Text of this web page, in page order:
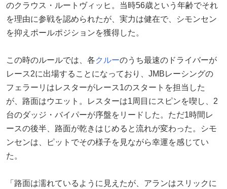
のクラウス・ルートヴィッヒ。当時56歳という年齢でそれ
を理由に参戦を認められたが、実力は健在で、シモンセン
を抑えポールポジションを獲得した。
この時のルールでは、各クルーのうち最速のドライバーが
レース2に出場することになっており、JMBレーシングの
フェラーリはレスターがレース1のスタートを担当した
が、路面はウエット。レスターは1周目にスピンを喫し、2
台のダッジ・バイパーが序盤をリードした。ただ1時間レ
ースの後半、路面が乾きはじめると流れが変わった。シモ
ンセンは、ピットでその様子を見ながら幸運を感じてい
た。
「路面は濡れているように見えたが、アランはスリックに